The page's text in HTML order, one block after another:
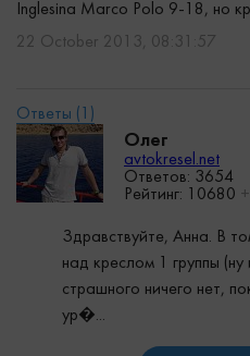
Inglesina Marco Polo 9-18, но
22 October 2013, 08:31:57
Олег
avtokresel.net
Ответов: 3654
Рейтинг:
10680 +
Здравствуйте, Анна. В
над креслом 1 группы
страшного ничего нет,
ур�...